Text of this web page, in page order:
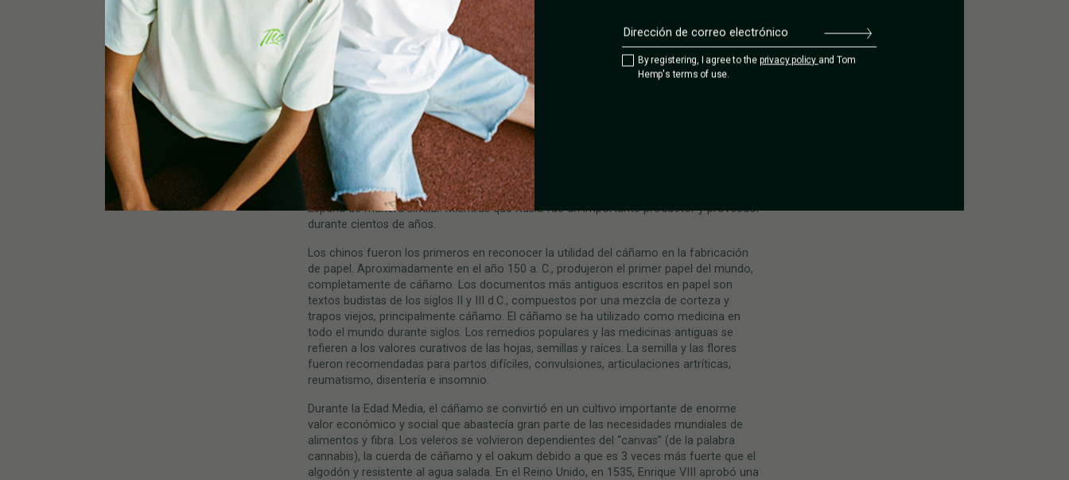
sea una planta que “te coloca”.
El cáñamo fue probablemente la primera planta cultivada para fibra textil. Los
arqueólogos encontraron un remanente de tela de cáñamo en la antigua Mesopotamia
(actualmente Irán e Irak) que se remonta al 8.000 a. C. También se cree que el cáñamo
es el ejemplo más antiguo de industria humana. En el Lu Shi, una obra china de la
dinastía Sung (500 d. C.), encontramos una referencia al emperador Shen Nung (siglo
28 a. C.) que enseñó a su pueblo a cultivar cáñamo para hacer tela. Se cree que el
cáñamo llegó a Europa aproximadamente en el 1200 a. C. A partir de ahí, se extendió
por todo el mundo antiguo.
China parece tener la historia continua más larga de cultivo de cáñamo (más de 6000
años). Francia ha cultivado cáñamo durante al menos 700 años hasta la actualidad, y
España de manera similar. Mientras que Rusia fue un importante productor y proveedor
durante cientos de años.
Los chinos fueron los primeros en reconocer la utilidad del cáñamo en la fabricación
de papel. Aproximadamente en el año 150 a. C., produjeron el primer papel del mundo,
completamente de cáñamo. Los documentos más antiguos escritos en papel son
textos budistas de los siglos II y III d.C., compuestos por una mezcla de corteza y
trapos viejos, principalmente cáñamo. El cáñamo se ha utilizado como medicina en
todo el mundo durante siglos. Los remedios populares y las medicinas antiguas se
refieren a los valores curativos de las hojas, semillas y raíces. La semilla y las flores
fueron recomendadas para partos difíciles, convulsiones, articulaciones artríticas,
reumatismo, disentería e insomnio.
Durante la Edad Media, el cáñamo se convirtió en un cultivo importante de enorme
valor económico y social que abastecía gran parte de las necesidades mundiales de
alimentos y fibra. Los veleros se volvieron dependientes del “canvas” (de la palabra
cannabis), la cuerda de cáñamo y el oakum debido a que es 3 veces más fuerte que el
algodón y resistente al agua salada. En el Reino Unido, en 1535, Enrique VIII aprobó una
By registering, I agree to the privacy policy and Tom
Hemp's terms of use.